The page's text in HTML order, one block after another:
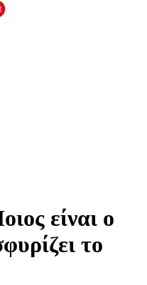
είναι ο
το